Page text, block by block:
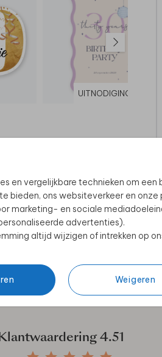
en vergelijkbare technieken om een
bieden, ons websiteverkeer en onze
marketing- en sociale
advertenties).
altijd wijzigen of intrekken op
Weigeren
UITNODIGING
Klantwaardering4.51